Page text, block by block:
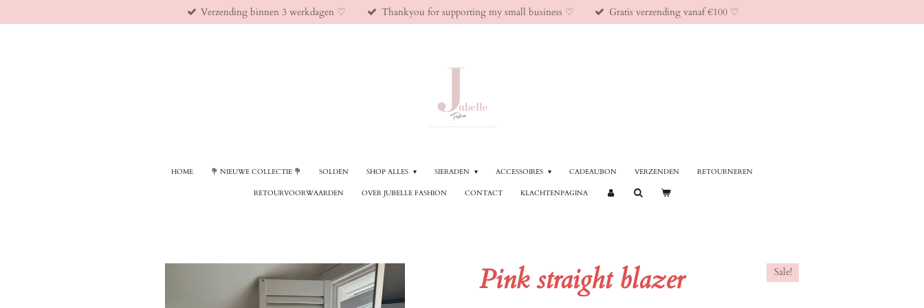
direct
Verzending binnen 3 werkdagen ♡︎ Thankyou for supporting my small business ♡︎ Gratis verzending vanaf €100 ♡︎
HOME 💐 NIEUWE COLLECTIE 💐 SOLDEN SHOP ALLES SIERADEN ACCESSOIRES CADEAUBON VERZENDEN RETOURNEREN
RETOURVOORWAARDEN OVER JUBELLE FASHION CONTACT KLACHTENPAGINA
Pink straight blazer Sale!